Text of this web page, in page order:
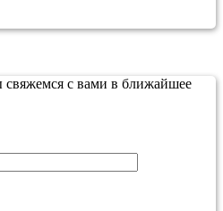
с вами в ближайшее